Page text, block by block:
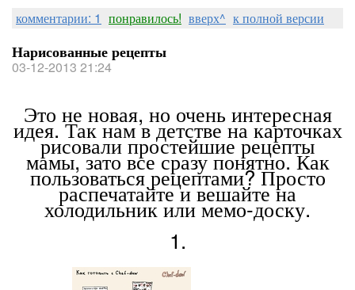
комментарии: 1 понравилось! вверх^ к полной версии
Нарисованные рецепты
03-12-2013 21:24
Это не новая, но очень интересная
идея. Так нам в детстве на карточках
рисовали простейшие рецепты
мамы, зато все сразу понятно. Как
пользоваться рецептами? Просто
распечатайте и вешайте на
холодильник или мемо-доску.
1.